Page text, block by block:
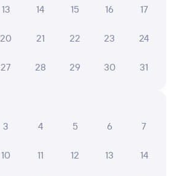
Правила работы сервиса
13 14 15 16 17
20 21 22 23 24
27 28 29 30 31
3 4 5 6 7
10 11 12 13 14